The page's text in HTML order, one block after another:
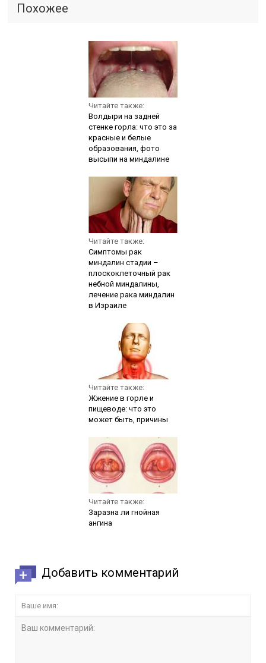
Похожее
Читайте также:
Волдыри на задней
стенке горла: что это за
красные и белые
образования, фото
высыпи на миндалине
Читайте также:
Симптомы рак
миндалин стадии –
плоскоклеточный рак
небной миндалины,
лечение рака миндалин
в Израиле
Читайте также:
Жжение в горле и
пищеводе: что это
может быть, причины
Читайте также:
Заразна ли гнойная
ангина
Добавить комментарий